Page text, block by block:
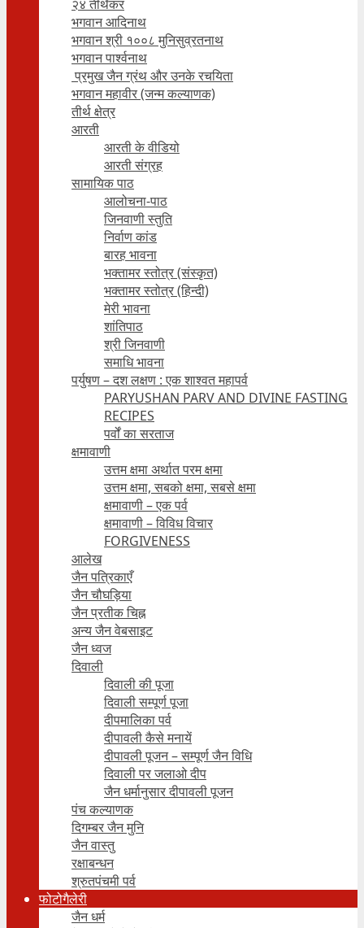
२४ तीर्थंकर
भगवान आदिनाथ
भगवान श्री १००८ मुनिसुव्रतनाथ
भगवान पार्श्वनाथ
प्रमुख जैन ग्रंथ और उनके रचयिता
भगवान महावीर (जन्म कल्याणक)
तीर्थ क्षेत्र
आरती
आरती के वीडियो
आरती संग्रह
सामायिक पाठ
आलोचना-पाठ
जिनवाणी स्तुति
निर्वाण कांड
बारह भावना
भक्तामर स्तोत्र (संस्कृत)
भक्तामर स्तोत्र (हिन्दी)
मेरी भावना
शांतिपाठ
श्री जिनवाणी
समाधि भावना
पर्युषण – दश लक्षण : एक शाश्वत महापर्व
PARYUSHAN PARV AND DIVINE FASTING
RECIPES
पर्वों का सरताज
क्षमावाणी
उत्तम क्षमा अर्थात परम क्षमा
उत्तम क्षमा, सबको क्षमा, सबसे क्षमा
क्षमावाणी – एक पर्व
क्षमावाणी – विविध विचार
FORGIVENESS
आलेख
जैन पत्रिकाएँ
जैन चौघड़िया
जैन प्रतीक चिह्न
अन्य जैन वेबसाइट
जैन ध्वज
दिवाली
दिवाली की पूजा
दिवाली सम्पूर्ण पूजा
दीपमालिका पर्व
दीपावली कैसे मनायें
दीपावली पूजन – सम्पूर्ण जैन विधि
दिवाली पर जलाओ दीप
जैन धर्मानुसार दीपावली पूजन
पंच कल्याणक
दिगम्बर जैन मुनि
जैन वास्तु
रक्षाबन्धन
श्रुतपंचमी पर्व
फोटोगैलेरी
जैन धर्म